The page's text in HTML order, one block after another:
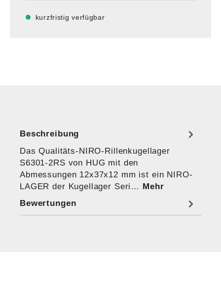
kurzfristig verfügbar
Beschreibung
Das Qualitäts-NIRO-Rillenkugellager
S6301-2RS von HUG mit den
Abmessungen 12x37x12 mm ist ein NIRO-
LAGER der Kugellager Seri… Mehr
Bewertungen